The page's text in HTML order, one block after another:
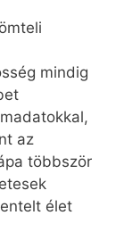
mindig
az
többször
élet